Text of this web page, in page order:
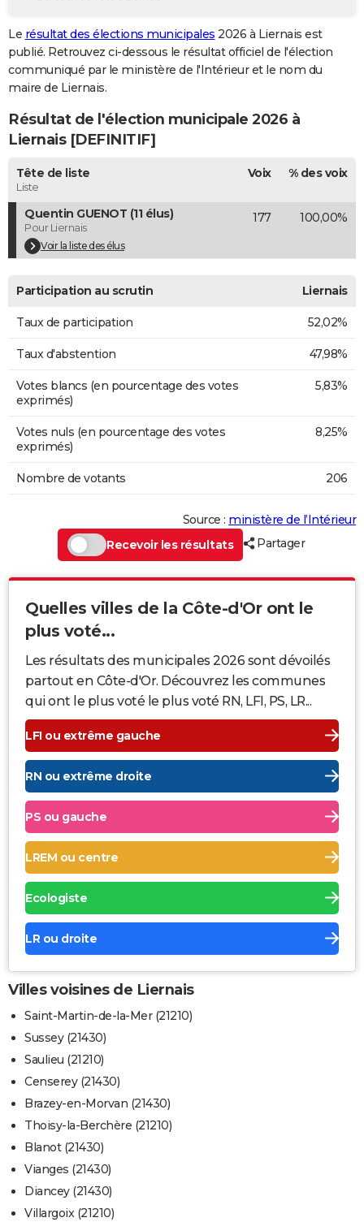
GUIDES D'ACHAT
BONS PLANS
CARTE DE VOEUX
Carte de Noël
Carte Bonne année
Carte Saint-Valentin
Carte Pâques
Carte d'anniversaire
DICTIONNAIRE
Dictionnaire
Biographies
Citations
Expressions
Proverbes
PROGRAMME TV
COPAINS D'AVANT
S'inscrire
Se connecter
Lycées
Collèges
Primaires
Universités
Entreprises
Service militaire
Avis de recherche
AVIS DE DÉCÈS
FORUM
Le résultat des élections municipales 2026 à Liernais est
publié. Retrouvez ci-dessous le résultat officiel de l'élection
communiqué par le ministère de l'Intérieur et le nom du
maire de Liernais.
Résultat de l'élection municipale 2026 à
Liernais [DEFINITIF]
Tête de liste
Liste
Voix % des voix
Quentin GUENOT (11 élus)
Pour Liernais
Voir la liste des élus
177 100,00%
Participation au scrutin Liernais
Taux de participation 52,02%
Taux d'abstention 47,98%
Votes blancs (en pourcentage des votes
exprimés)
5,83%
Votes nuls (en pourcentage des votes
exprimés)
8,25%
Nombre de votants 206
Source : ministère de l’Intérieur
Recevoir les résultats
Partager
Quelles villes de la Côte-d'Or ont le
plus voté...
Les résultats des municipales 2026 sont dévoilés
partout en Côte-d'Or. Découvrez les communes
qui ont le plus voté le plus voté RN, LFI, PS, LR...
LFI ou extrême gauche
RN ou extrême droite
PS ou gauche
LREM ou centre
Ecologiste
LR ou droite
Villes voisines de Liernais
Saint-Martin-de-la-Mer (21210)
Sussey (21430)
Saulieu (21210)
Censerey (21430)
Brazey-en-Morvan (21430)
Thoisy-la-Berchère (21210)
Blanot (21430)
Vianges (21430)
Diancey (21430)
Villargoix (21210)